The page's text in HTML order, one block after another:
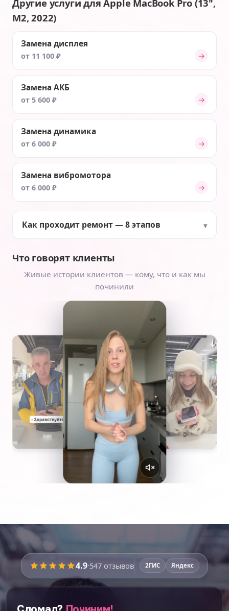
Другие услуги для Apple MacBook Pro (13",
M2, 2022)
Замена дисплея
от 11 100 ₽ →
Замена АКБ
от 5 600 ₽ →
Замена динамика
от 6 000 ₽ →
Замена вибромотора
от 6 000 ₽ →
Как проходит ремонт — 8 этапов
Что говорят клиенты
Живые истории клиентов — кому, что и как мы
починили
4.9·547 отзывов 2ГИС Яндекс